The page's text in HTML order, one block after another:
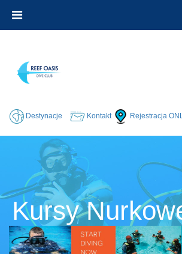
Destynacje Kontakt Rejestracja
Kursy